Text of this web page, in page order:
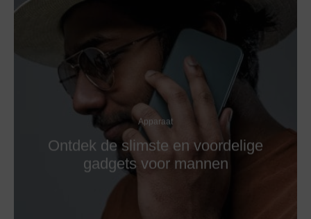
Apparaat
Ontdek de slimste en voordelige
gadgets voor mannen